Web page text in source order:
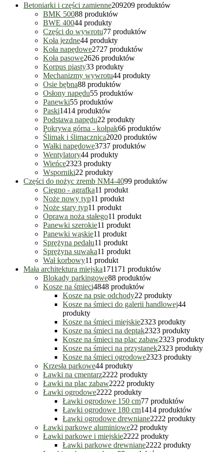
Betoniarki i części zamienne209209 produktów
BMK 50088 produktów
BWE 40044 produkty
Części do wywrotu77 produktów
Koła jezdne44 produkty
Koła napędowe2727 produktów
Koła pasowe2626 produktów
Korpus piasty33 produkty
Mechanizmy wywrotu44 produkty
Osie bębna88 produktów
Osłony napędu55 produktów
Panewki55 produktów
Paski1414 produktów
Podstawa napędu22 produkty
Pokrywa górna - kołpak66 produktów
Ślimak i ślimacznica2020 produktów
Wałki napędowe3737 produktów
Wentylatory44 produkty
Wieńce2323 produkty
Wsporniki22 produkty
Części do nożyc zremb NM4-4099 produktów
Cięgno - agrafka11 produkt
Noże nowy typ11 produkt
Noże stary typ11 produkt
Oprawa noża stałego11 produkt
Panewki szerokie11 produkt
Panewki wąskie11 produkt
Sprężyna pedału11 produkt
Sprężyna suwaka11 produkt
Wał korbowy11 produkt
Mała architektura miejska171171 produktów
Blokady parkingowe88 produktów
Kosze na śmieci4848 produktów
Kosze na psie odchody22 produkty
Kosze na śmieci do galerii handlowej44
produkty
Kosze na śmieci miejskie2323 produkty
Kosze na śmieci na deptak2323 produkty
Kosze na śmieci na plac zabaw2323 produkty
Kosze na śmieci na przystanek2323 produkty
Kosze na śmieci ogrodowe2323 produkty
Krzesła parkowe44 produkty
Ławki na cmentarz2222 produkty
Ławki na plac zabaw2222 produkty
Ławki ogrodowe2222 produkty
Ławki ogrodowe 150 cm77 produktów
Ławki ogrodowe 180 cm1414 produktów
Ławki ogrodowe drewniane2222 produkty
Ławki parkowe aluminiowe22 produkty
Ławki parkowe i miejskie2222 produkty
Ławki parkowe drewniane2222 produkty